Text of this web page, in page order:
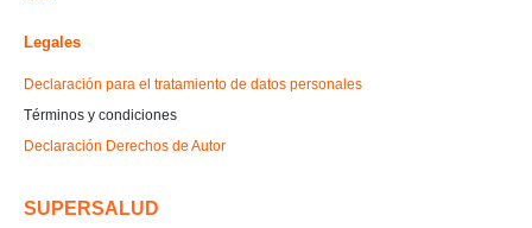
Legales
Declaración para el tratamiento de datos personales
Términos y condiciones
Declaración Derechos de Autor
SUPERSALUD